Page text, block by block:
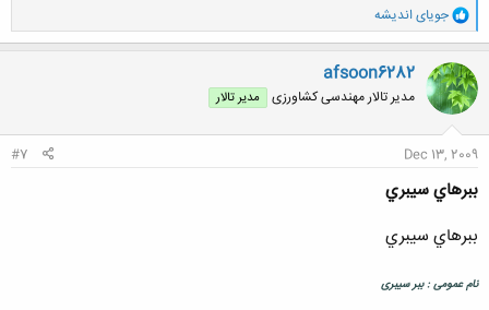
و
ا
ک
ن
ش
ه
ا
جویای اندیشه
afsoon6282
مدیر تالار مهندسی كشاورزی مدیر تالار
Dec 13, 2009
#7
ببرهاي سيبري
ببرهاي سيبري
نام عمومی : ببر سیبری